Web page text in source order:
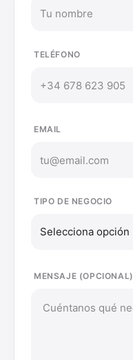
TELÉFONO
EMAIL
TIPO DE NEGOCIO
Selecciona opción
MENSAJE (OPCIONAL)